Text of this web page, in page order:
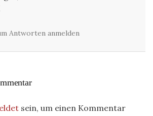
Antworten anmelden
sein, um einen Kommentar